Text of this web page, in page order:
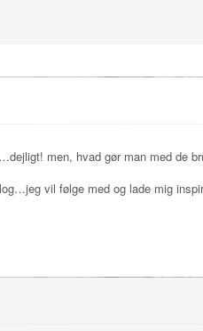
men, hvad gør man med de
vil følge med og lade mig